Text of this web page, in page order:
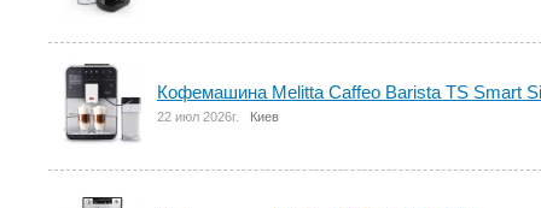
Кофемашина Melitta Caffeo Barista TS Smart
22 июл 2026г. Киев